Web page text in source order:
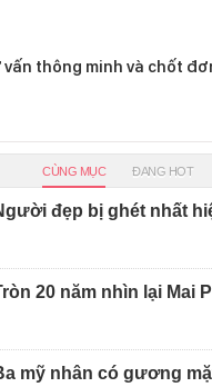
vấn thông minh và chốt
CÙNG MỤC ĐANG HOT
đẹp bị ghét nhất
20 năm nhìn lại Mai
mỹ nhân có gương